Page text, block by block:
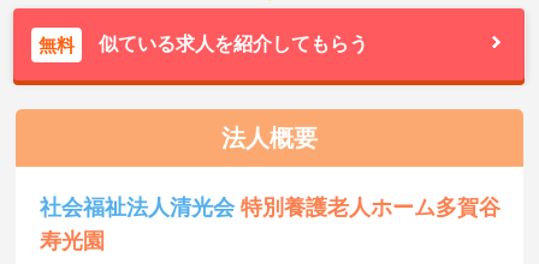
無料 似ている求人を紹介してもらう
法人概要
社会福祉法人清光会特別養護老人ホーム多賀谷
寿光園